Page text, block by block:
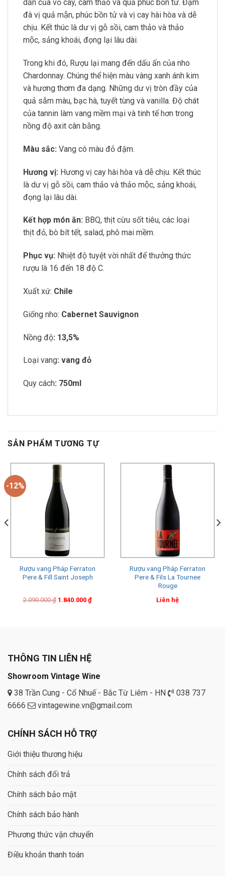
dẫn của vỏ cây, cam thảo và quả phúc bồn tử. Đậm
đà vị quả mận, phúc bồn tử và vị cay hài hòa và dễ
chịu. Kết thúc là dư vị gỗ sồi, cam thảo và thảo
mộc, sảng khoái, đọng lại lâu dài.
Trong khi đó, Rượu lại mang đến dấu ấn của nho
Chardonnay. Chúng thể hiện màu vàng xanh ánh kim
và hương thơm đa dạng. Những dư vị tròn đầy của
quả sẫm màu, bạc hà, tuyết tùng và vanilla. Độ chát
của tannin làm vang mềm mại và tinh tế hơn trong
nồng độ axit cân bằng.
Màu sắc: Vang có màu đỏ đậm.
Hương vị: Hương vị cay hài hòa và dễ chịu. Kết thúc
là dư vị gỗ sồi, cam thảo và thảo mộc, sảng khoái,
đọng lại lâu dài.
Kết hợp món ăn: BBQ, thịt cừu sốt tiêu, các loại
thịt đỏ, bò bít tết, salad, phô mai mềm.
Phục vụ: Nhiệt độ tuyệt vời nhất để thưởng thức
rượu là 16 đến 18 độ C.
Xuất xứ: Chile
Giống nho: Cabernet Sauvignon
Nồng độ: 13,5%
Loại vang: vang đỏ
Quy cách: 750ml
SẢN PHẨM TƯƠNG TỰ
-12%
Rượu vang Pháp Ferraton
Pere & Fill Saint Joseph
2.090.000₫
Original
1.840.000₫
Current
Rượu vang Pháp Ferraton
Pere & Fils La Tournee
Rouge
Liên hệ
THÔNG TIN LIÊN HỆ
Showroom Vintage Wine
38 Trần Cung - Cổ Nhuế - Bắc Từ Liêm - HN
038 737
6666
vintagewine.vn@gmail.com
CHÍNH SÁCH HỖ TRỢ
Giới thiệu thương hiệu
Chính sách đổi trả
Chính sách bảo mật
Chính sách bảo hành
Phương thức vận chuyển
Điều khoản thanh toán